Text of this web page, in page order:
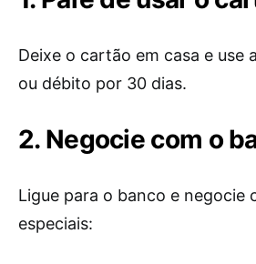
Deixe o cartão em casa e use
ou débito por 30 dias.
2. Negocie com o
Ligue para o banco e negocie
especiais: